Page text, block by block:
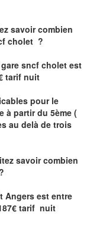
savoircombien
cholet ?
sncf cholet est
tarif nuit
pour le
à partir du 5ème (
au delà de trois
savoircombien
Angers est entre
tarif nuit